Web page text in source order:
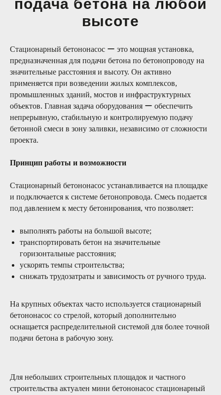
подача бетона на любой
высоте
Стационарный бетононасос ー это мощная установка,
предназначенная для подачи бетона по бетонопроводу на
значительные расстояния и высоту. Он активно
применяется при возведении жилых комплексов,
промышленных зданий, мостов и инфраструктурных
объектов. Главная задача оборудования ー обеспечить
непрерывную, стабильную и контролируемую подачу
бетонной смеси в зону заливки, независимо от сложности
проекта.
Принцип работы и возможности
Стационарный бетононасос устанавливается на площадке
и подключается к системе бетонопровода. Смесь подается
под давлением к месту бетонирования, что позволяет:
выполнять работы на большой высоте;
транспортировать бетон на значительные
горизонтальные расстояния;
ускорять темпы строительства;
снижать трудозатраты и зависимость от ручного труда.
На крупных объектах часто используется стационарный
бетононасос со стрелой, который дополнительно
оснащается распределительной системой для более точной
подачи бетона в рабочую зону.
Для небольших строительных площадок и частного
строительства актуален мини бетононасос стационарный
02/
Своевременное и качественное сервисное
обслуживание - залог долгих лет работы
01/
Оперативность
24 часа в сутки 7 дней в неделю две
любую точку России для проведения
сервисных работ любой сложности
Преимущества